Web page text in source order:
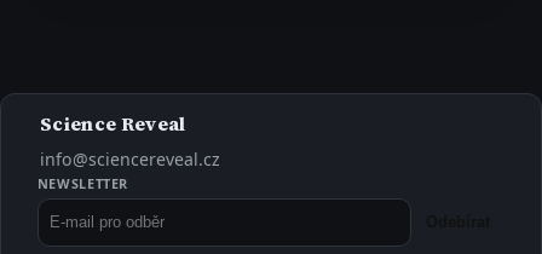
Science Reveal
info@sciencereveal.cz
NEWSLETTER